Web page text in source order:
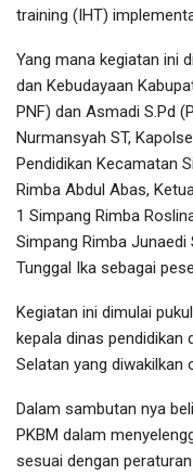
training (IHT)
Yang mana kegiatan ini
dan Kebudayaan
PNF) dan Asmadi S.Pd
Nurmansyah ST,
Pendidikan Kecamatan
Rimba Abdul Abas,
1 Simpang Rimba
Simpang Rimba Junaedi
Tunggal Ika sebagai
Kegiatan ini dimulai
kepala dinas pendidikan
Selatan yang diwakilkan
Dalam sambutan nya
PKBM dalam
sesuai dengan